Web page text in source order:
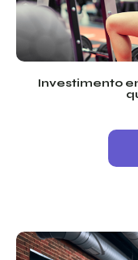
Investimento